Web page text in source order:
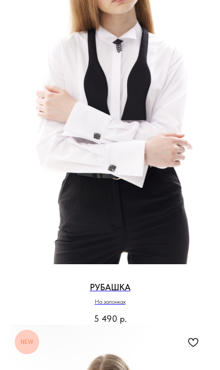
РУБАШКА
На запонках
5 490 р.
NEW